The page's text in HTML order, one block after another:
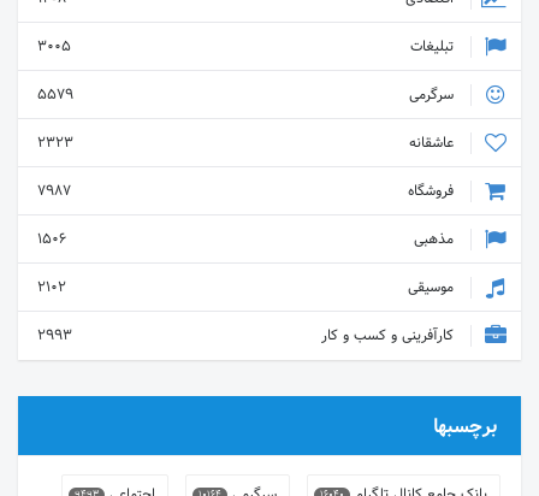
تبلیغات
3005
سرگرمی
5579
عاشقانه
2323
فروشگاه
7987
مذهبی
1506
موسیقی
2102
کارآفرینی و کسب و کار
2993
برچسبها